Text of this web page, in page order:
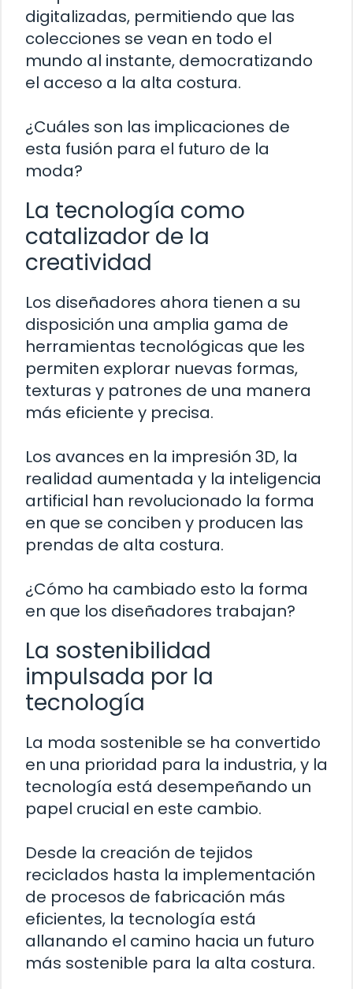
digitalizadas, permitiendo que las
colecciones se vean en todo el
mundo al instante, democratizando
el acceso a la alta costura.
¿Cuáles son las implicaciones de
esta fusión para el futuro de la
moda?
La tecnología como
catalizador de la
creatividad
Los diseñadores ahora tienen a su
disposición una amplia gama de
herramientas tecnológicas que les
permiten explorar nuevas formas,
texturas y patrones de una manera
más eficiente y precisa.
Los avances en la impresión 3D, la
realidad aumentada y la inteligencia
artificial han revolucionado la forma
en que se conciben y producen las
prendas de alta costura.
¿Cómo ha cambiado esto la forma
en que los diseñadores trabajan?
La sostenibilidad
impulsada por la
tecnología
La moda sostenible se ha convertido
en una prioridad para la industria, y la
tecnología está desempeñando un
papel crucial en este cambio.
Desde la creación de tejidos
reciclados hasta la implementación
de procesos de fabricación más
eficientes, la tecnología está
allanando el camino hacia un futuro
más sostenible para la alta costura.